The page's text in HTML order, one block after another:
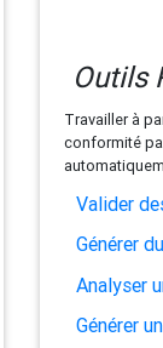
Outils
Travailler à
conformité
Valider
Générer
Analyser
Générer